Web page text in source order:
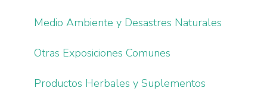
Medio Ambiente y Desastres Naturales
Otras Exposiciones Comunes
Productos Herbales y Suplementos